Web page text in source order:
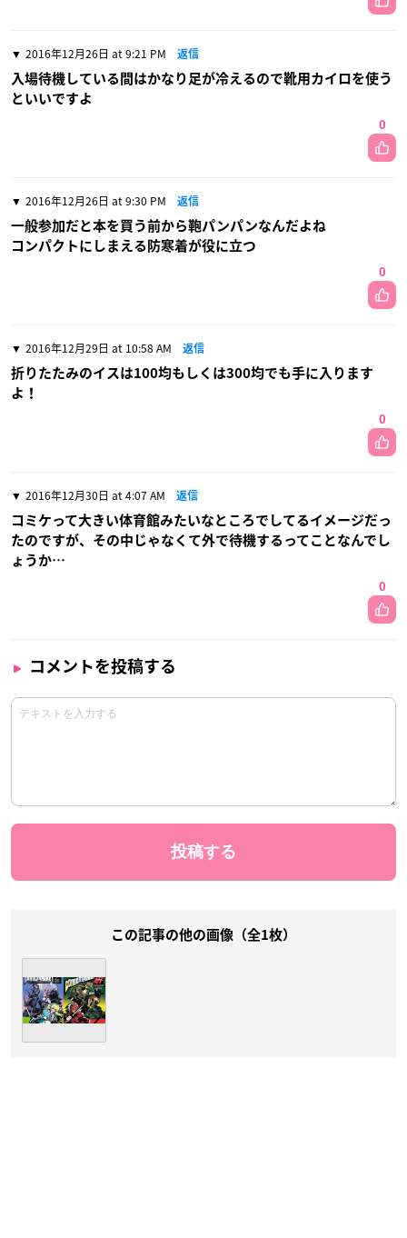
2016年12月26日 at 9:21 PM 返信
入場待機している間はかなり足が冷えるので靴用カイロを使う
といいですよ
0
2016年12月26日 at 9:30 PM 返信
一般参加だと本を買う前から鞄パンパンなんだよね
コンパクトにしまえる防寒着が役に立つ
0
2016年12月29日 at 10:58 AM 返信
折りたたみのイスは100均もしくは300均でも手に入ります
よ！
0
2016年12月30日 at 4:07 AM 返信
コミケって大きい体育館みたいなところでしてるイメージだっ
たのですが、その中じゃなくて外で待機するってことなんでし
ょうか…
0
コメントを投稿する
この記事の他の画像（全1枚）